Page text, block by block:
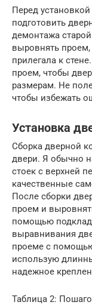
Перед
подготовить
демонтажа
выровнять
прилегала к
проем, чтобы
размерам. Не
чтобы избежать
Установка
Сборка дверной
двери. Я обычно
стоек с верхней
качественные
После сборки
проем и
помощью
выравнивания
проеме с
использую
надежное
Таблица 2: